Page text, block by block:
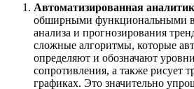
Автоматизированная
обширными функциональными
анализа и прогнозирования
сложные алгоритмы, которые
определяют и обозначают
сопротивления, а также рисует
графиках. Это значительно